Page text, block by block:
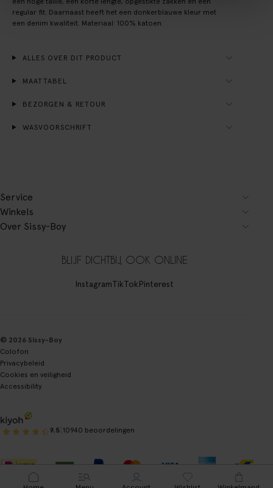
regular fit. Daarnaast heeft het een donkerblauwe kleur met
een denim kwaliteit. Materiaal: 100% katoen.
ALLES OVER DIT PRODUCT
MAATTABEL
BEZORGEN & RETOUR
WASVOORSCHRIFT
Service
Winkels
Over Sissy-Boy
BLIJF DICHTBIJ, OOK ONLINE
InstagramTikTokPinterest
© 2026 Sissy-Boy
Colofon
Privacybeleid
Cookies en veiligheid
Accessibility
9.5 10940 beoordelingen